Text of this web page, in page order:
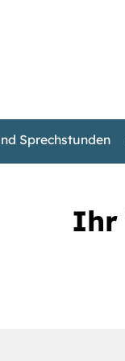
Sprechstunden
Ihr